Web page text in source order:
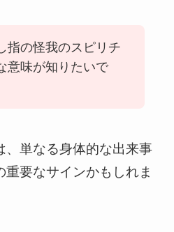
指の怪我のスピリチ
意味が知りたいで
、単なる身体的な出来事
要なサインかもしれま